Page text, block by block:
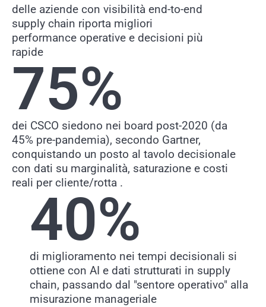
delle aziende con visibilità end-to-end
supply chain riporta migliori
performance operative e decisioni più
rapide
dei CSCO siedono nei board post-2020 (da
45% pre-pandemia), secondo Gartner,
conquistando un posto al tavolo decisionale
con dati su marginalità, saturazione e costi
reali per cliente/rotta .
75%
di miglioramento nei tempi decisionali si
ottiene con AI e dati strutturati in supply
chain, passando dal "sentore operativo" alla
misurazione manageriale
40%